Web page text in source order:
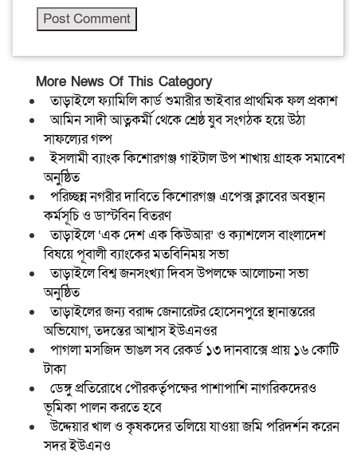
More News Of This Category
তাড়াইলে ফ্যামিলি কার্ড শুমারীর ভাইবার প্রাথমিক ফল প্রকাশ
আমিন সাদী আত্নকর্মী থেকে শ্রেষ্ঠ যুব সংগঠক হয়ে উঠা
সাফল্যের গল্প
ইসলামী ব্যাংক কিশোরগঞ্জ গাইটাল উপ শাখায় গ্রাহক সমাবেশ
অনুষ্ঠিত
পরিচ্ছন্ন নগরীর দাবিতে কিশোরগঞ্জ এপেক্স ক্লাবের অবস্থান
কর্মসূচি ও ডাস্টবিন বিতরণ
তাড়াইলে ‘এক দেশ এক কিউআর’ ও ক্যাশলেস বাংলাদেশ
বিষয়ে পূবালী ব্যাংকের মতবিনিময় সভা
তাড়াইলে বিশ্ব জনসংখ্যা দিবস উপলক্ষে আলোচনা সভা
অনুষ্ঠিত
তাড়াইলের জন্য বরাদ্দ জেনারেটর হোসেনপুরে স্থানান্তরের
অভিযোগ, তদন্তের আশ্বাস ইউএনওর
পাগলা মসজিদ ভাঙল সব রেকর্ড ১৩ দানবাক্সে প্রায় ১৬ কোটি
টাকা
ডেঙ্গু প্রতিরোধে পৌরকর্তৃপক্ষের পাশাপাশি নাগরিকদেরও
ভূমিকা পালন করতে হবে
উদ্দেয়ার খাল ও কৃষকদের তলিয়ে যাওয়া জমি পরিদর্শন করেন
সদর ইউএনও